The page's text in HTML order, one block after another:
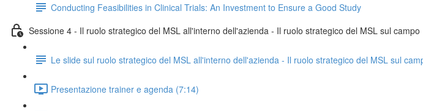
Conducting Feasibilities in Clinical Trials: An Investment to Ensure a Good Study
Sessione 4 - Il ruolo strategico del MSL all'interno dell'azienda - Il ruolo strategico del MSL sul campo
Le slide sul ruolo strategico del MSL all'interno dell'azienda - Il ruolo strategico del MSL sul
Presentazione trainer e agenda (7:14)